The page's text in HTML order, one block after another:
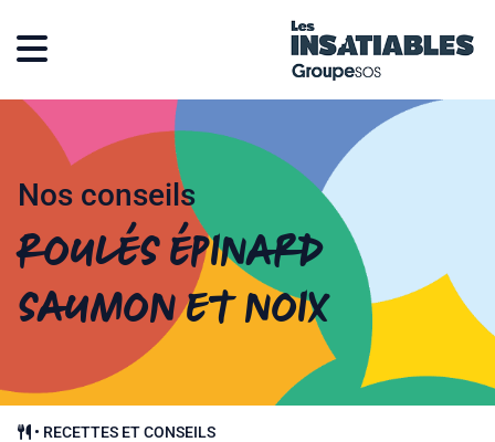
Nos conseils
Roulés épinard
saumon et noix
• RECETTES ET CONSEILS